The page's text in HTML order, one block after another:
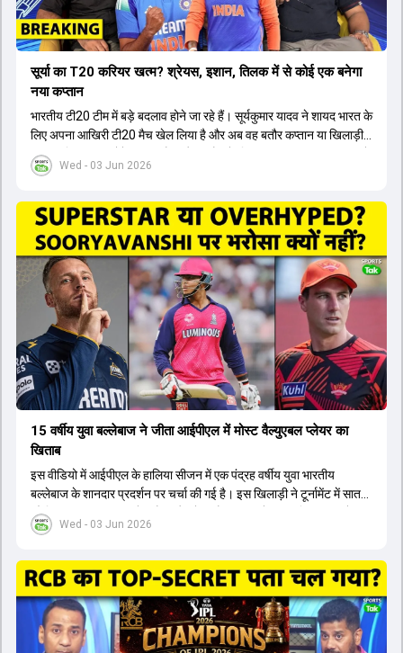
Wed - 03 Jun 2026
सूर्या का T20 करियर खत्म? श्रेयस, इशान, तिलक में से कोई एक बनेगा
नया कप्तान
भारतीय टी20 टीम में बड़े बदलाव होने जा रहे हैं। सूर्यकुमार यादव ने शायद भारत के
लिए अपना आखिरी टी20 मैच खेल लिया है और अब वह बतौर कप्तान या खिलाड़ी
टीम का हिस्सा नहीं होंगे। आयरलैंड और इंग्लैंड के खिलाफ आगामी टी20 सीरीज के
लिए नए कप्तान की तलाश जारी है। इस रेस में श्रेयस अय्यर सबसे आगे चल रहे
पटेल इस रेस में काफी पीछे हैं, जबकि संजू सैमसन और रजत पाटीदार कप्तानी की
दौड़ से बाहर हैं। आगामी सीरीज के लिए वैभव सूर्यवंशी को तीसरे ओपनर के तौर पर
टीम में शामिल किया जाएगा, जबकि अभिषेक शर्मा और संजू सैमसन पहली पसंद
होंगे। इसके अलावा नीतीश रेड्डी को बतौर ऑलराउंडर ज्यादा मौके मिलेंगे। अजीत
अगरकर की अगुवाई वाली चयन समिति और कोच गौतम गंभीर आगामी टी20 वर्ल्ड
कप और 2028 ओलंपिक के लिए लंबी अवधि का विजन लेकर चल रहे हैं।
Wed - 03 Jun 2026
15 वर्षीय युवा बल्लेबाज ने जीता आईपीएल में मोस्ट वैल्युएबल प्लेयर का
खिताब
इस वीडियो में आईपीएल के हालिया सीजन में एक पंद्रह वर्षीय युवा भारतीय
बल्लेबाज के शानदार प्रदर्शन पर चर्चा की गई है। इस खिलाड़ी ने टूर्नामेंट में सात
सौ छिहत्तर रन बनाकर ऑरेंज कैप और मोस्ट वैल्युएबल प्लेयर का खिताब अपने नाम
किया है। वीडियो में बताया गया है कि ऑस्ट्रेलियाई टीम के वर्तमान कप्तान और
ऑस्ट्रेलियाई कप्तान के अनुसार, शुरुआत में लोगों को इस खिलाड़ी के प्रदर्शन पर
संदेह था, लेकिन अब उसने खुद को एक बेहतरीन बल्लेबाज साबित कर दिया है जो
गेंद को बाउंड्री के काफी पार मारने की क्षमता रखता है। वहीं, इंग्लैंड के पूर्व कप्तान
ने कहा कि टूर्नामेंट जीतने वाली टीम के अलावा इस सीजन की सबसे बड़ी बात इस
युवा खिलाड़ी का प्रदर्शन रहा है, जिसे देखने के लिए स्टेडियम में भारी भीड़ उमड़ती